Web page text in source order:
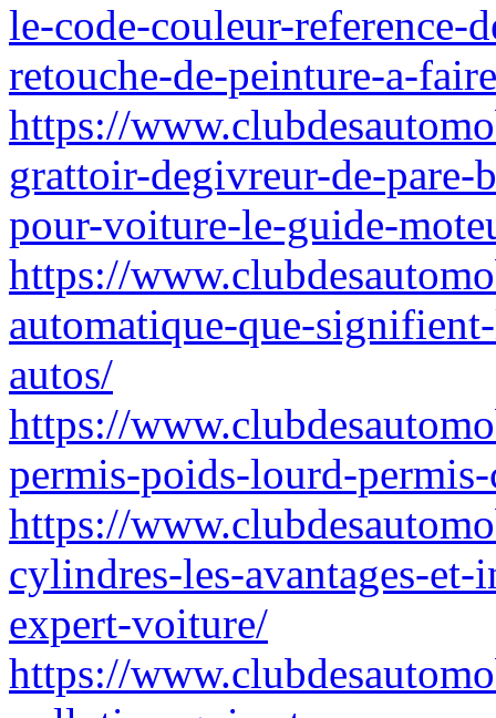
le-code-couleur-reference-
retouche-de-peinture-a-
https://
grattoir-degivreur-de-
pour-voiture-le-guide-
https://
automatique-que-
autos/
https://
permis-poids-lourd-
https://
cylindres-les-avantages-
expert-voiture/
https://